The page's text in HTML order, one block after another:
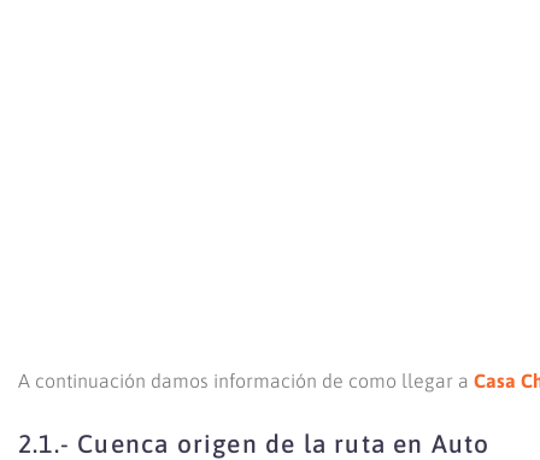
A continuación damos información de como llegar a Casa
2.1.- Cuenca origen de la ruta en Auto